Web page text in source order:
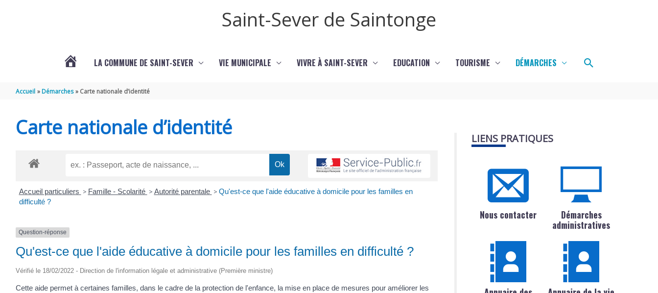
Saint-Sever de Saintonge
SAINTONGE
LA COMMUNE DE SAINT-SEVER VIE MUNICIPALE VIVRE À SAINT-SEVER EDUCATION TOURISME DÉMARCHES Rechercher
Accueil Démarches Carte nationale d’identité
Carte nationale d’identité
Accueil particuliers > Famille - Scolarité > Autorité parentale > Qu'est-ce que l'aide éducative à domicile pour les familles en
difficulté ?
Question-réponse
Qu'est-ce que l'aide éducative à domicile pour les familles en difficulté ?
Vérifié le 18/02/2022 - Direction de l'information légale et administrative (Première ministre)
Cette aide permet à certaines familles, dans le cadre de la protection de l'enfance, la mise en place de mesures pour améliorer les
LIENS PRATIQUES
Nous contacter
Démarches
administratives